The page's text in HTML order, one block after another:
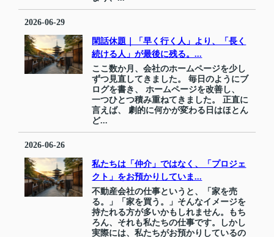
2026-06-29
閑話休題｜「早く行く人」より、「長く
続ける人」が最後に残る。...
ここ数か月、会社のホームページを少し
ずつ見直してきました。 毎日のようにブ
ログを書き、 ホームページを改善し、
一つひとつ積み重ねてきました。 正直に
言えば、 劇的に何かが変わる日はほとん
ど...
2026-06-26
私たちは「仲介」ではなく、「プロジェ
クト」をお預かりしていま...
不動産会社の仕事というと、「家を売
る。」「家を買う。」そんなイメージを
持たれる方が多いかもしれません。もち
ろん、それも私たちの仕事です。しかし
実際には、私たちがお預かりしているの